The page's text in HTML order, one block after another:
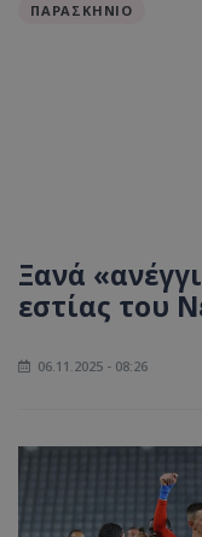
ΠΑΡΑΣΚΗΝΙΟ
Ξανά
εστίας του
06.11.2025 - 08:26